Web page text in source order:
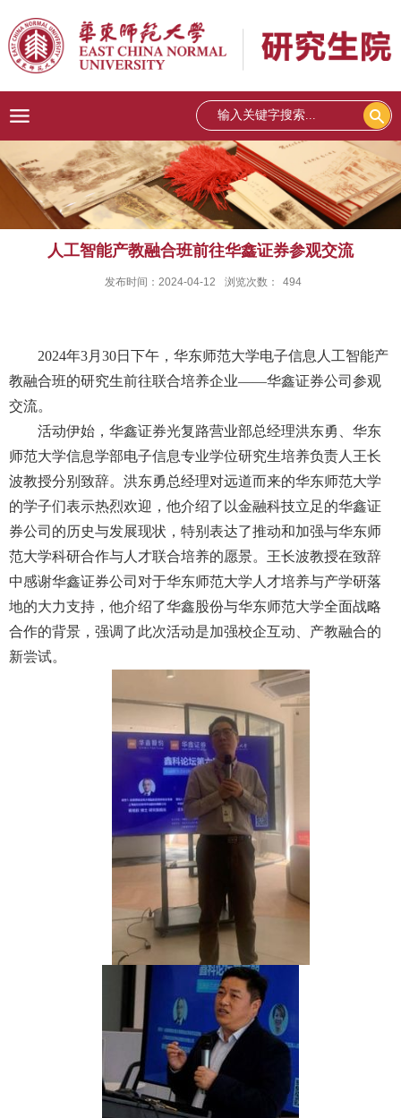
人工智能产教融合班前往华鑫证券参观交流
发布时间：2024-04-12 浏览次数： 494
2024年3月 30日下午，华东师范大学电子信息人工智能产
教融合班的研究生前往联合培养企业——华鑫证券公司参观
交流。
活动伊始，华鑫证券光复路营业部总经理洪东勇、华东
师范大学信息学部电子信息专业学位研究生培养负责人王长
波教授分别致辞。洪东勇总经理对远道而来的华东师范大学
的学子们表示热烈欢迎，他介绍了以金融科技立足的华鑫证
券公司的历史与发展现状，特别表达了推动和加强与华东师
范大学科研合作与人才联合培养的愿景。王长波教授在致辞
中感谢华鑫证券公司对于华东师范大学人才培养与产学研落
地的大力支持，他介绍了华鑫股份与华东师范大学全面战略
合作的背景，强调了此次活动是加强校企互动、产教融合的
新尝试。